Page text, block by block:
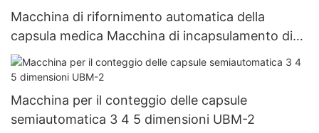
Macchina di rifornimento automatica della
capsula medica Macchina di incapsulamento di
riempimento della capsula di gelatina dura del
granello di polvere completamente automatica
Njp-3800D
Macchina per il conteggio delle capsule
semiautomatica 3 4 5 dimensioni UBM-2